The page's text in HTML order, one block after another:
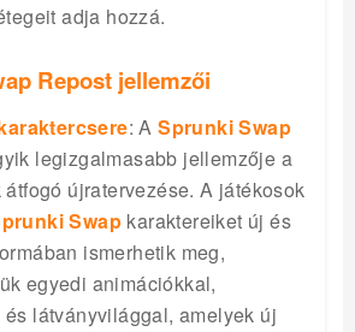
adja hozzá.
Repost jellemzői
: ASprunki Swap
legizgalmasabb jellemzője a
átfogó újratervezése. A játékosok
Swap karaktereiket új és
ismerhetik meg,
egyedi animációkkal,
és látványvilággal, amelyek új